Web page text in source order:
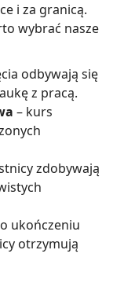
i za granicą.
wybrać nasze
odbywają się
z pracą.
– kurs
zdobywają
ukończeniu
otrzymują